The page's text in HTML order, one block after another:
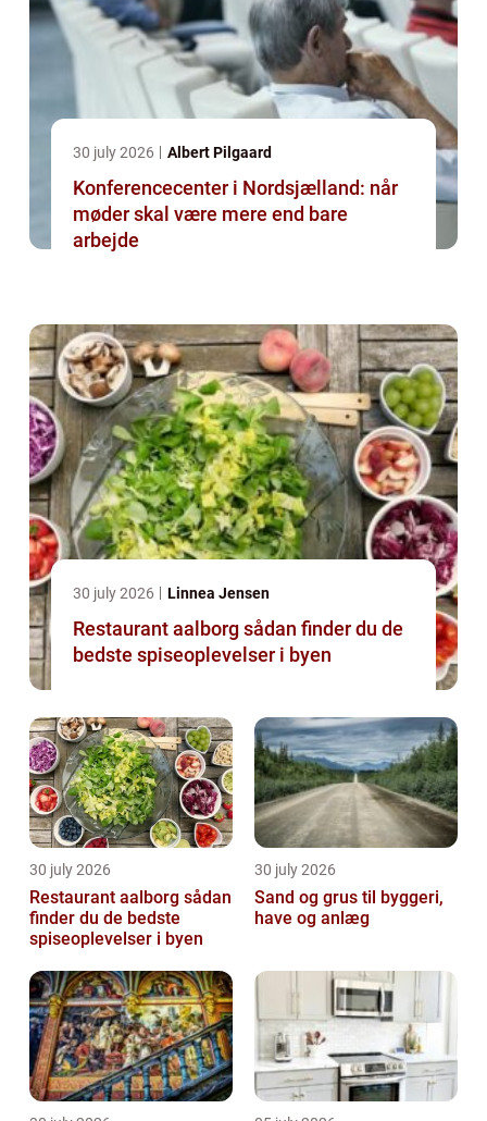
30 july 2026 Albert Pilgaard
Konferencecenter i Nordsjælland: når
møder skal være mere end bare
arbejde
30 july 2026 Linnea Jensen
Restaurant aalborg sådan finder du de
bedste spiseoplevelser i byen
30 july 2026
Restaurant aalborg sådan
finder du de bedste
spiseoplevelser i byen
30 july 2026
Sand og grus til byggeri,
have og anlæg